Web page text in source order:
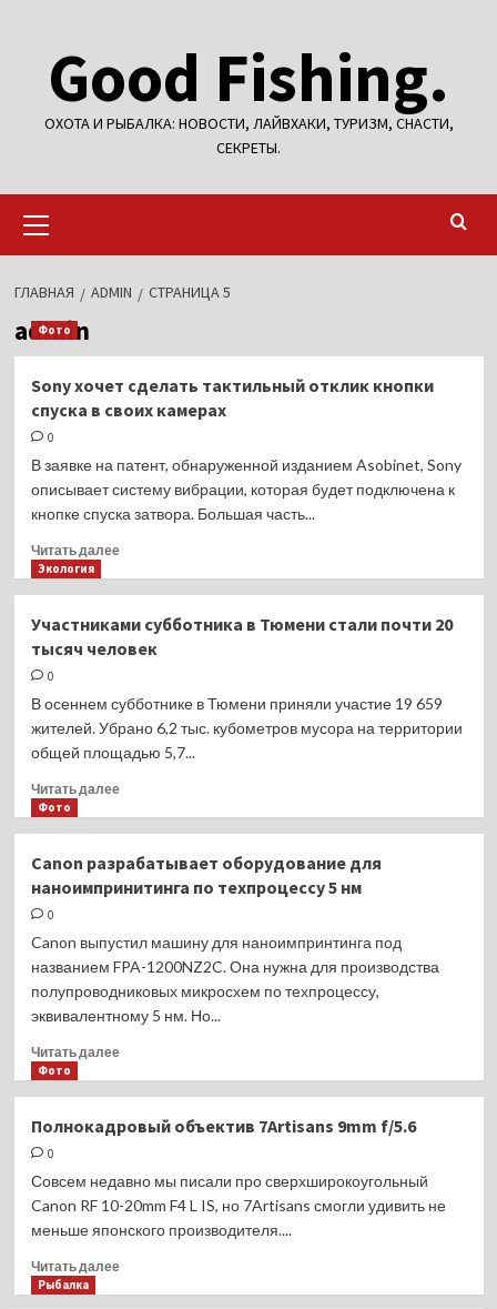
содержимому
Good Fishing.
ОХОТА И РЫБАЛКА: НОВОСТИ, ЛАЙВХАКИ, ТУРИЗМ, СНАСТИ,
СЕКРЕТЫ.
меню
ГЛАВНАЯ ADMIN СТРАНИЦА 5
admin
Фото
Sony хочет сделать тактильный отклик кнопки
спуска в своих камерах
0
В заявке на патент, обнаруженной изданием Asobinet, Sony
описывает систему вибрации, которая будет подключена к
кнопке спуска затвора. Большая часть...
Читать далееПрочитать
хочет
сделать
отклик
кнопки
спуска
в
Экология
Участниками субботника в Тюмени стали почти 20
тысяч человек
0
В осеннем субботнике в Тюмени приняли участие 19 659
жителей. Убрано 6,2 тыс. кубометров мусора на территории
общей площадью 5,7...
Читать далееПрочитать
субботника
в
20
тысяч
человек
Фото
Canon разрабатывает оборудование для
наноимпринитинга по техпроцессу 5 нм
0
Canon выпустил машину для наноимпринтинга под
названием FPA-1200NZ2C. Она нужна для производства
полупроводниковых микросхем по техпроцессу,
эквивалентному 5 нм. Но...
Читать далееПрочитать
разрабатывает
для
наноимпринитинга
техпроцессу
Фото
Полнокадровый объектив 7Artisans 9mm f/5.6
0
Совсем недавно мы писали про сверхширокоугольный
Canon RF 10-20mm F4 L IS, но 7Artisans смогли удивить не
меньше японского производителя....
Читать далееПрочитать
Рыбалка